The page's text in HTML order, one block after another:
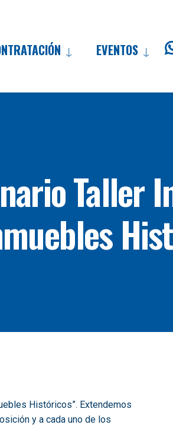
Skip
content
EVENTOS
Taller
Históricos”. Extendemos
y a cada uno de los